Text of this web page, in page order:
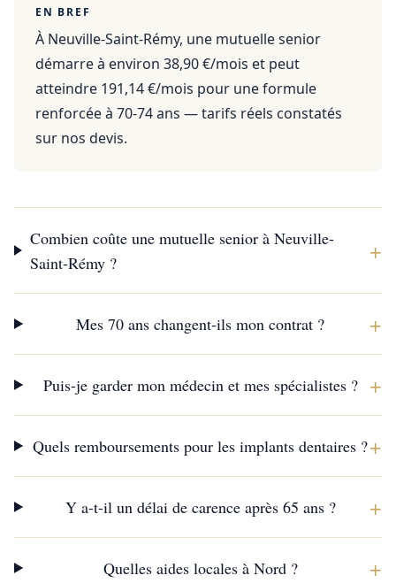
EN BREF
À Neuville-Saint-Rémy, une mutuelle senior
démarre à environ 38,90 €/mois et peut
atteindre 191,14 €/mois pour une formule
renforcée à 70-74 ans — tarifs réels constatés
sur nos devis.
Combien coûte une mutuelle senior à Neuville-
Saint-Rémy ?
+
Mes 70 ans changent-ils mon contrat ? +
Puis-je garder mon médecin et mes spécialistes ? +
Quels remboursements pour les implants dentaires ?+
Y a-t-il un délai de carence après 65 ans ? +
Quelles aides locales à Nord ? +